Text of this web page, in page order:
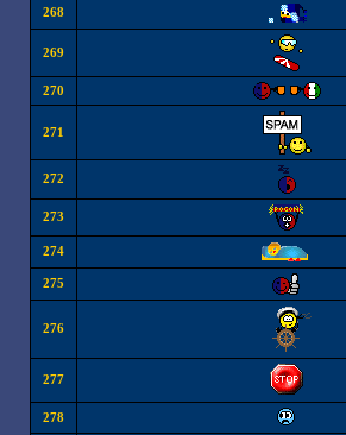
268
269
270
271
272
273
274
275
276
277
278